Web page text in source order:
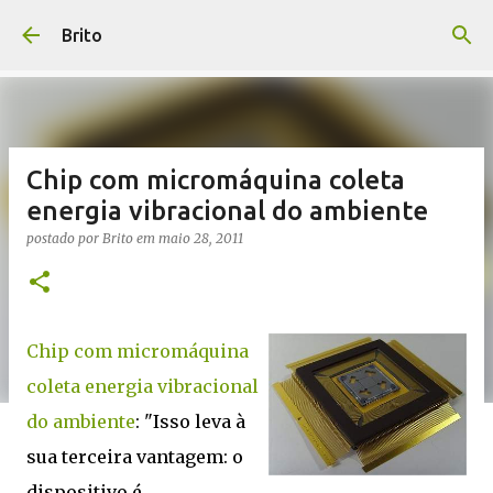
Brito
Chip com micromáquina coleta
energia vibracional do ambiente
postado por Brito em maio 28, 2011
Chip com micromáquina
coleta energia vibracional
do ambiente: "Isso leva à
sua terceira vantagem: o